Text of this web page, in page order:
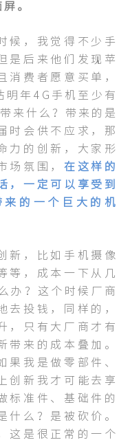
。
候，我觉得不少手
是后来他们发现苹
消费者愿意买单，
明年4G手机至少有
来什么？带来的是
时会供不应求，那
力的创新，大家形
场氛围，在这样的
，一定可以享受到
的一个巨大的机
新，比如手机摄像
等，成本一下从几
办？这个时候厂商
去投钱，同样的，
，只有大厂商才有
带来的成本叠加。
果我是做零部件、
创新我才可能去享
标准件、基础件的
什么？是被砍价。
这是很正常的一个